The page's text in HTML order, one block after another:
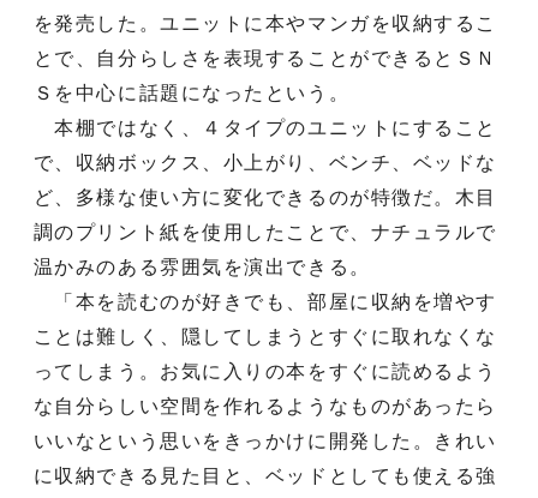
を発売した。ユニットに本やマンガを収納するこ
とで、自分らしさを表現することができるとＳＮ
Ｓを中心に話題になったという。
本棚ではなく、４タイプのユニットにすること
で、収納ボックス、小上がり、ベンチ、ベッドな
ど、多様な使い方に変化できるのが特徴だ。木目
調のプリント紙を使用したことで、ナチュラルで
温かみのある雰囲気を演出できる。
「本を読むのが好きでも、部屋に収納を増やす
ことは難しく、隠してしまうとすぐに取れなくな
ってしまう。お気に入りの本をすぐに読めるよう
な自分らしい空間を作れるようなものがあったら
いいなという思いをきっかけに開発した。きれい
に収納できる見た目と、ベッドとしても使える強